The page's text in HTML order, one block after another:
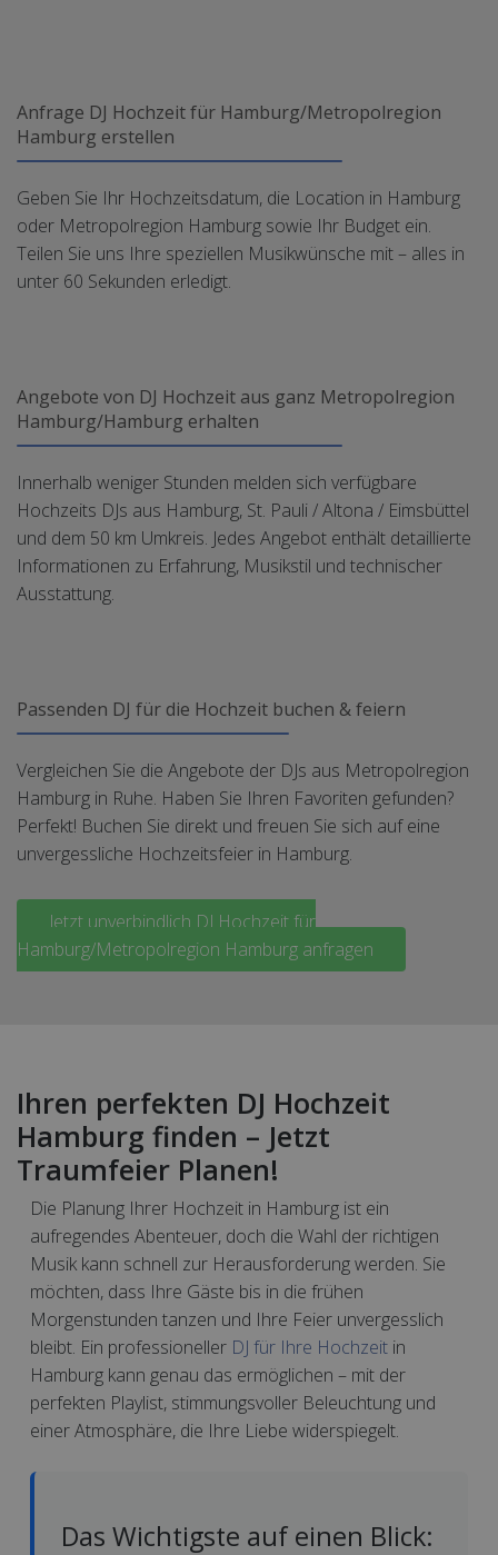
Anfrage DJ Hochzeit für Hamburg/Metropolregion
Hamburg erstellen
Geben Sie Ihr Hochzeitsdatum, die Location in Hamburg
oder Metropolregion Hamburg sowie Ihr Budget ein.
Teilen Sie uns Ihre speziellen Musikwünsche mit – alles in
unter 60 Sekunden erledigt.
Angebote von DJ Hochzeit aus ganz Metropolregion
Hamburg/Hamburg erhalten
Innerhalb weniger Stunden melden sich verfügbare
Hochzeits DJs aus Hamburg, St. Pauli / Altona / Eimsbüttel
und dem 50 km Umkreis. Jedes Angebot enthält detaillierte
Informationen zu Erfahrung, Musikstil und technischer
Ausstattung.
Passenden DJ für die Hochzeit buchen & feiern
Vergleichen Sie die Angebote der DJs aus Metropolregion
Hamburg in Ruhe. Haben Sie Ihren Favoriten gefunden?
Perfekt! Buchen Sie direkt und freuen Sie sich auf eine
unvergessliche Hochzeitsfeier in Hamburg.
Jetzt unverbindlich DJ Hochzeit für
Hamburg/Metropolregion Hamburg anfragen
Ihren perfekten DJ Hochzeit
Hamburg finden – Jetzt
Traumfeier Planen!
Die Planung Ihrer Hochzeit in Hamburg ist ein
aufregendes Abenteuer, doch die Wahl der richtigen
Musik kann schnell zur Herausforderung werden. Sie
möchten, dass Ihre Gäste bis in die frühen
Morgenstunden tanzen und Ihre Feier unvergesslich
bleibt. Ein professioneller DJ für Ihre Hochzeit in
Hamburg kann genau das ermöglichen – mit der
perfekten Playlist, stimmungsvoller Beleuchtung und
einer Atmosphäre, die Ihre Liebe widerspiegelt.
Das Wichtigste auf einen Blick: